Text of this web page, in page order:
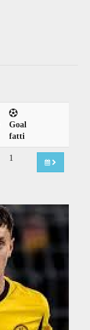
Goal
fatti
1